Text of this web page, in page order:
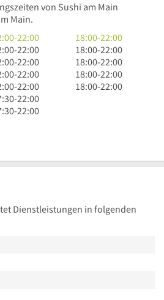
von Sushi am Main
Main.
-22:00
18
Uhr
bis
22
Uhr
18:00-22:00
-22:00
18
Uhr
bis
22
18:00-22:00
-22:00
18
Uhr
bis
18:00-22:00
-22:00
18
Uhr
18:00-22:00
-22:00
18
18:00-22:00
-22:00
-22:00
Dienstleistungen in folgenden